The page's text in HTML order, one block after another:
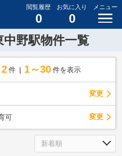
閲覧履歴
0
お気に入り
0
メニュー
野駅物件一覧
2 件 1～30 件を表示
変更
可 変更